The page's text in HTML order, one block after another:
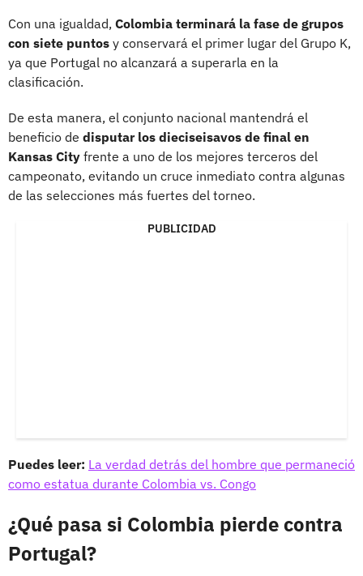
Con una igualdad, Colombia terminará la fase de grupos
con siete puntos y conservará el primer lugar del Grupo K,
ya que Portugal no alcanzará a superarla en la
clasificación.
De esta manera, el conjunto nacional mantendrá el
beneficio de disputar los dieciseisavos de final en
Kansas City frente a uno de los mejores terceros del
campeonato, evitando un cruce inmediato contra algunas
de las selecciones más fuertes del torneo.
PUBLICIDAD
Puedes leer: La verdad detrás del hombre que permaneció
como estatua durante Colombia vs. Congo
¿Qué pasa si Colombia pierde contra
Portugal?